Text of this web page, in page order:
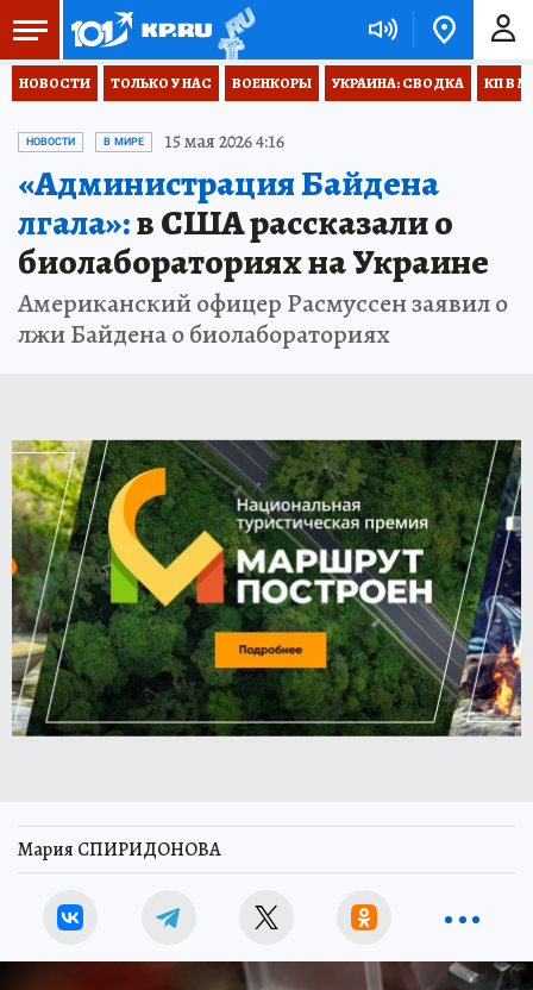
НОВОСТИ ТОЛЬКО У НАС ВОЕНКОРЫ УКРАИНА: СВОДКА КП В
НОВОСТИ В МИРЕ 15 мая 2026 4:16
«Администрация Байдена
лгала»:в США рассказали о
биолабораториях на Украине
Американский офицер Расмуссен заявил о
лжи Байдена о биолабораториях
Мария СПИРИДОНОВА